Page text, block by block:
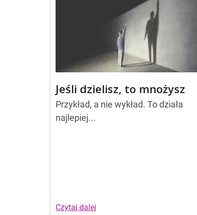
Jeśli dzielisz, to mnożysz
Przykład, a nie wykład. To działa
najlepiej